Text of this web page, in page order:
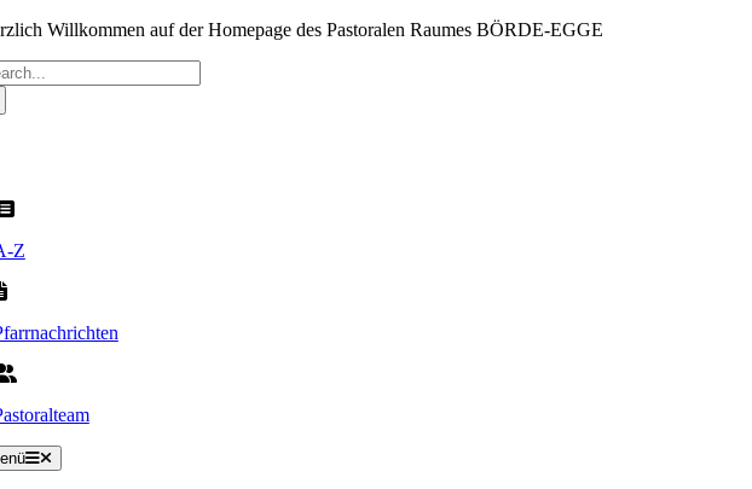
Zum
springen
Willkommen auf der Homepage des Pastoralen Raumes BÖRDE-EGGE
Z